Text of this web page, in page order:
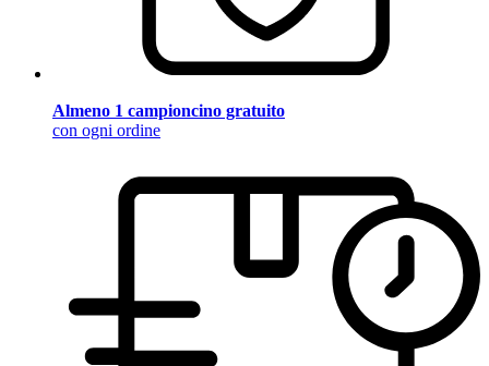
Almeno 1 campioncino gratuito
con ogni ordine